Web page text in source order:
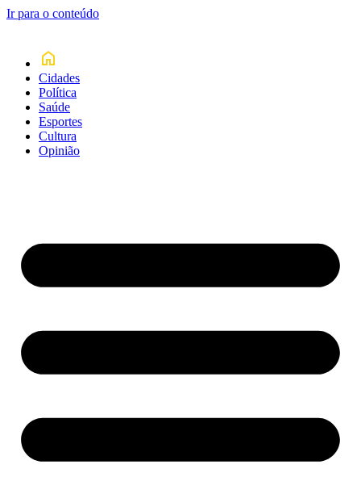
Ir para o conteúdo
Cidades
Política
Saúde
Esportes
Cultura
Opinião